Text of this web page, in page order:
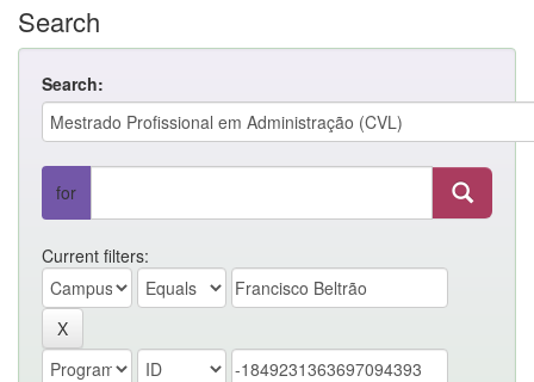
Search
Search:
for
Current filters: